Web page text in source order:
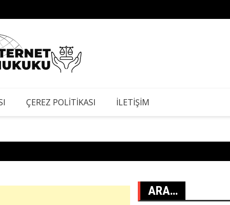
ÇEREZ POLITIKASI İLETIŞIM
ARA…